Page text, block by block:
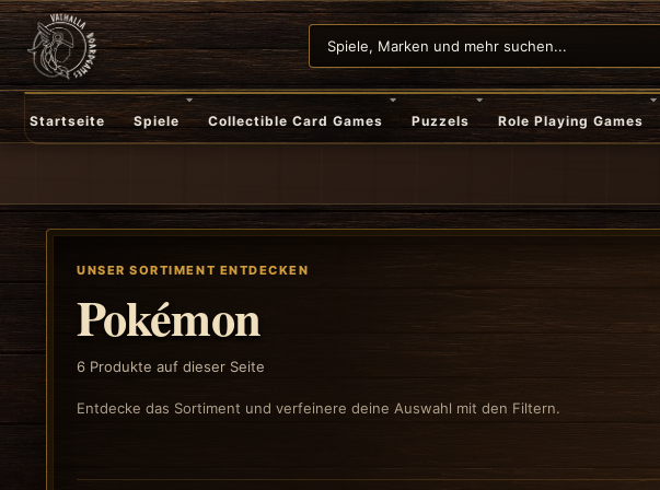
Startseite Spiele Collectible Card Games Puzzels Role Playing Games
UNSER SORTIMENT ENTDECKEN
Pokémon
6 Produkte auf dieser Seite
Entdecke das Sortiment und verfeinere deine Auswahl mit den Filtern.